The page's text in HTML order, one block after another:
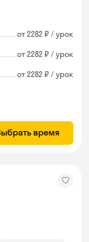
от 2282 ₽ / урок
от 2282 ₽ / урок
от 2282 ₽ / урок
время